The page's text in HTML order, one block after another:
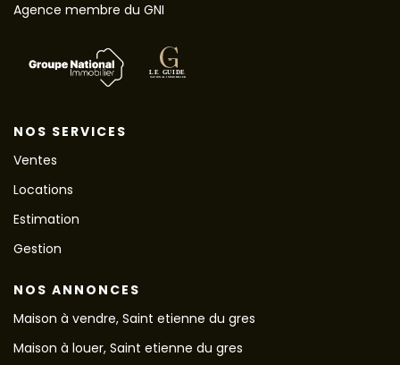
Agence membre du GNI
NOS SERVICES
Ventes
Locations
Estimation
Gestion
NOS ANNONCES
Maison à vendre, Saint etienne du gres
Maison à louer, Saint etienne du gres